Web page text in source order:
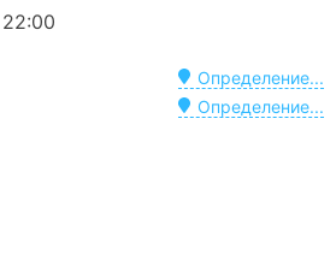
Определение...
Определение...